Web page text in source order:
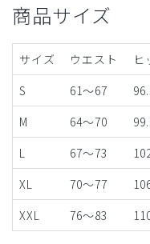
商品サイズ
サイズ ウエスト ヒ
S
61～67
M
64～70
L
67～73
XL
70～77
XXL
76～83